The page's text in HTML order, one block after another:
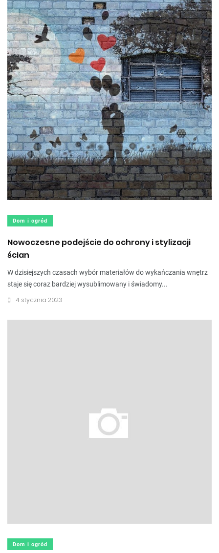
Dom i ogród
Nowoczesne podejście do ochrony i stylizacji
ścian
W dzisiejszych czasach wybór materiałów do wykańczania wnętrz
staje się coraz bardziej wysublimowany i świadomy...
4 stycznia 2023
Dom i ogród